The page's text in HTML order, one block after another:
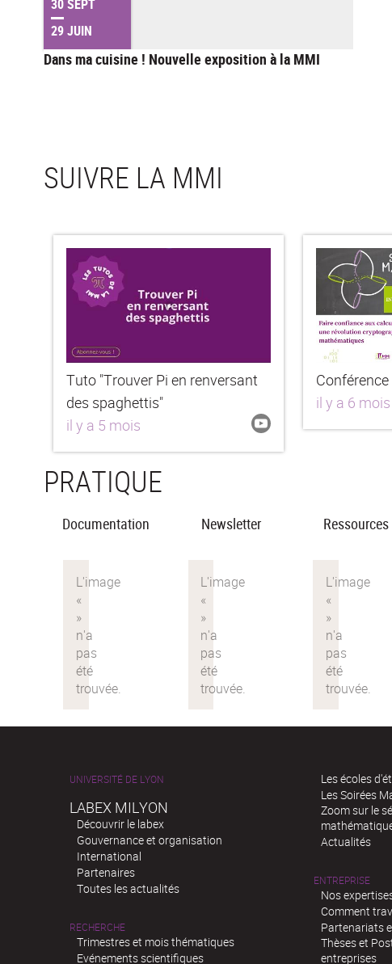
30 SEPT
29 JUIN
Dans ma cuisine ! Nouvelle exposition à la MMI
SUIVRE LA MMI
Tuto "Trouver Pi en renversant
des spaghettis"
il y a 5 mois
il y a 6 mois
PRATIQUE
Documentation Newsletter Ressources
UNIVERSITÉ DE LYON
LABEX MILYON
Découvrir le labex
Gouvernance et organisation
International
Partenaires
Toutes les actualités
RECHERCHE
Trimestres et mois thématiques
Evénements scientifiques
Les écoles
Les Soirées
Zoom sur le
Actualités
ENTREPRISE
Nos
Comment
Partenariats
Thèses et
entreprises